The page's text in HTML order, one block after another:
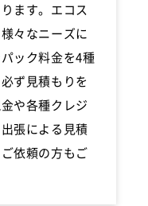
ます。エコス
々なニーズに
ック料金を4種
ず見積もりを
や各種クレジ
張による見積
依頼の方もご